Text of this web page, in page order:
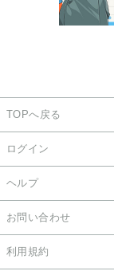
TOPへ戻る
ログイン
ヘルプ
お問い合わせ
利用規約